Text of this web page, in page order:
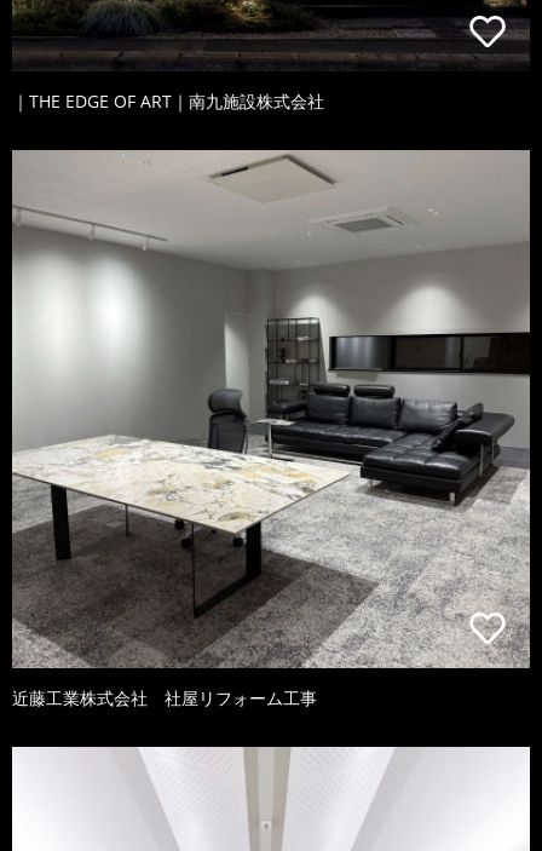
｜THE EDGE OF ART｜南九施設株式会社
近藤工業株式会社 社屋リフォーム工事